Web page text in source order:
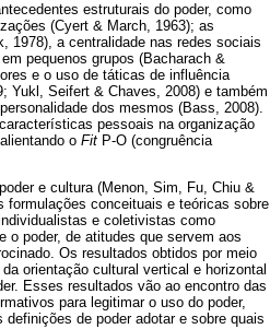
estruturais do poder, como
(Cyert & March, 1963); as
1978), a centralidade nas redes sociais
pequenos grupos (Bacharach &
e o uso de táticas de influência
Yukl, Seifert & Chaves, 2008) e também
dos mesmos (Bass, 2008).
pessoais na organização
o Fit P-O (congruência
e cultura (Menon, Sim, Fu, Chiu &
formulações conceituais e teóricas sobre
e coletivistas como
o poder, de atitudes que servem aos
Os resultados obtidos por meio
orientação cultural vertical e horizontal
Esses resultados vão ao encontro das
para legitimar o uso do poder,
de poder adotar e sobre quais